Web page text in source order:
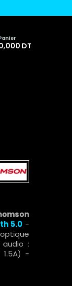
DT
5.0 -
:
-